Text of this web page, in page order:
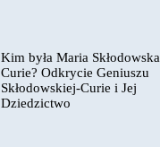
Kim była Maria Skłodowska
Curie? Odkrycie Geniuszu
Skłodowskiej-Curie i Jej
Dziedzictwo